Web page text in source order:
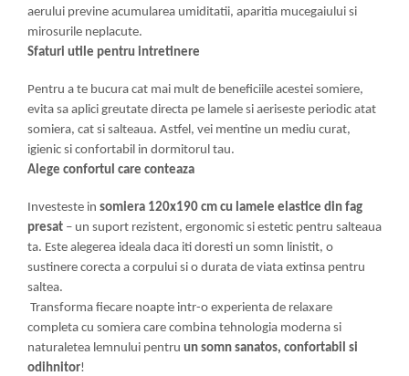
aerului previne acumularea umiditatii, aparitia mucegaiului si
mirosurile neplacute.
Sfaturi utile pentru intretinere
Pentru a te bucura cat mai mult de beneficiile acestei somiere,
evita sa aplici greutate directa pe lamele si aeriseste periodic atat
somiera, cat si salteaua. Astfel, vei mentine un mediu curat,
igienic si confortabil in dormitorul tau.
Alege confortul care conteaza
Investeste in somiera 120x190 cm cu lamele elastice din fag
presat – un suport rezistent, ergonomic si estetic pentru salteaua
ta. Este alegerea ideala daca iti doresti un somn linistit, o
sustinere corecta a corpului si o durata de viata extinsa pentru
saltea.
Transforma fiecare noapte intr-o experienta de relaxare
completa cu somiera care combina tehnologia moderna si
naturaletea lemnului pentru un somn sanatos, confortabil si
odihnitor!